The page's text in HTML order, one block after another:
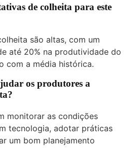
de colheita para este
são altas, com um
até 20% na produtividade do
com a média histórica.
os produtores a
monitorar as condições
tecnologia, adotar práticas
um bom planejamento